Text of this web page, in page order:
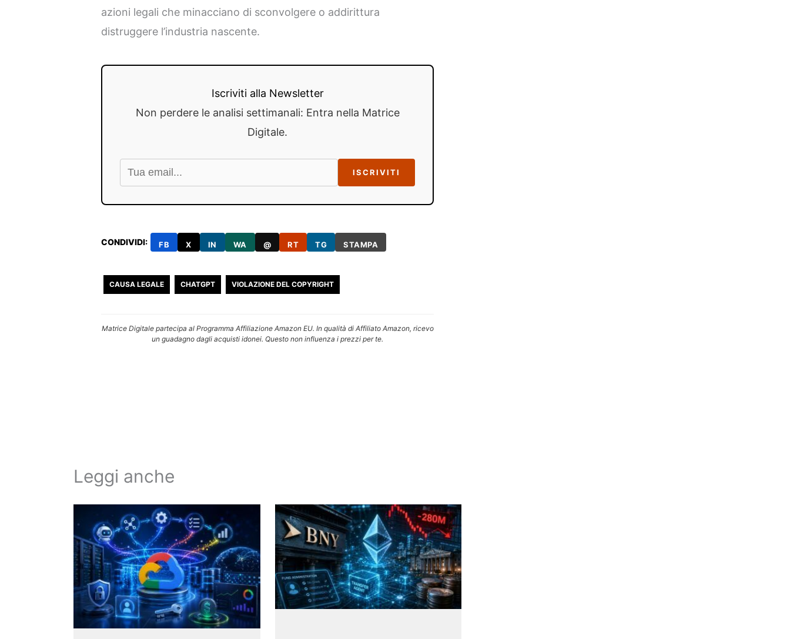
azioni legali che minacciano di sconvolgere o addirittura
distruggere l’industria nascente.
Iscriviti alla Newsletter
Non perdere le analisi settimanali: Entra nella Matrice
Digitale.
ISCRIVITI
CONDIVIDI: FB X IN WA @ RT TG STAMPA
CAUSA LEGALE CHATGPT VIOLAZIONE DEL COPYRIGHT
Matrice Digitale partecipa al Programma Affiliazione Amazon EU. In qualità di Affiliato Amazon, ricevo
un guadagno dagli acquisti idonei. Questo non influenza i prezzi per te.
Leggi anche